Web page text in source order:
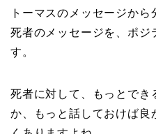
トーマスのメッセージか
死者のメッセージを、ポジ
す。
死者に対して、もっとでき
か、もっと話しておけば良